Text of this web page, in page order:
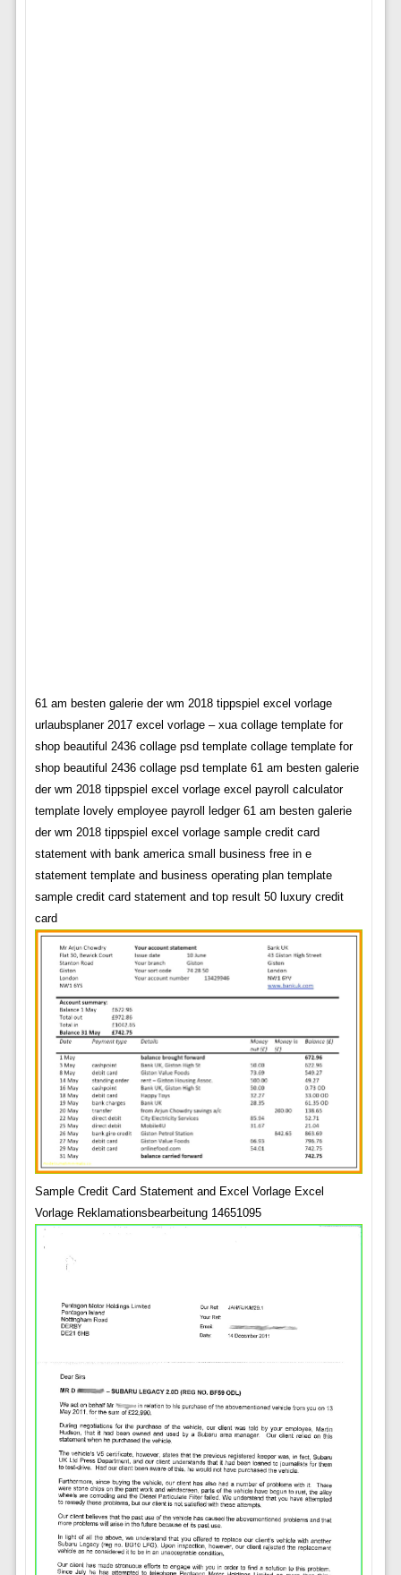
61 am besten galerie der wm 2018 tippspiel excel vorlage
urlaubsplaner 2017 excel vorlage – xua collage template for
shop beautiful 2436 collage psd template collage template for
shop beautiful 2436 collage psd template 61 am besten galerie
der wm 2018 tippspiel excel vorlage excel payroll calculator
template lovely employee payroll ledger 61 am besten galerie
der wm 2018 tippspiel excel vorlage sample credit card
statement with bank america small business free in e
statement template and business operating plan template
sample credit card statement and top result 50 luxury credit
card
Sample Credit Card Statement and Excel Vorlage Excel
Vorlage Reklamationsbearbeitung 14651095